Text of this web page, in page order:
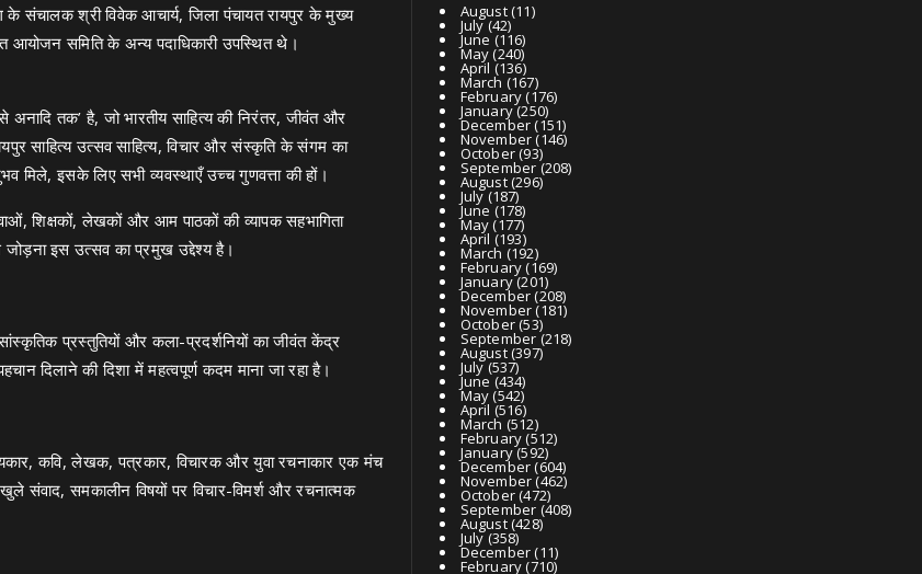
के संचालक श्री विवेक आचार्य, जिला पंचायत रायपुर के मुख्य
आयोजन समिति के अन्य पदाधिकारी उपस्थित थे।
अनादि तक’ है, जो भारतीय साहित्य की निरंतर, जीवंत और
साहित्य उत्सव साहित्य, विचार और संस्कृति के संगम का
मिले, इसके लिए सभी व्यवस्थाएँ उच्च गुणवत्ता की हों।
शिक्षकों, लेखकों और आम पाठकों की व्यापक सहभागिता
जोड़ना इस उत्सव का प्रमुख उद्देश्य है।
प्रस्तुतियों और कला-प्रदर्शनियों का जीवंत केंद्र
दिलाने की दिशा में महत्वपूर्ण कदम माना जा रहा है।
कवि, लेखक, पत्रकार, विचारक और युवा रचनाकार एक मंच
समकालीन विषयों पर विचार-विमर्श और रचनात्मक
August(11)
July(42)
June(116)
May(240)
April (136)
March (167)
February(176)
January(250)
December(151)
November(146)
October(93)
September(208)
August(296)
July(187)
June(178)
May(177)
April (193)
March (192)
February(169)
January(201)
December(208)
November(181)
October(53)
September(218)
August(397)
July(537)
June(434)
May(542)
April (516)
March (512)
February(512)
January(592)
December(604)
November(462)
October(472)
September (408)
August(428)
July(358)
December(11)
February(710)